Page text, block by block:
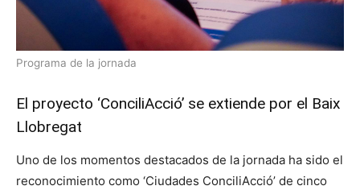
Programa de la jornada
El proyecto ‘ConciliAcció’ se extiende por el Baix
Llobregat
Uno de los momentos destacados de la jornada ha sido el
reconocimiento como ‘Ciudades ConciliAcció’ de cinco